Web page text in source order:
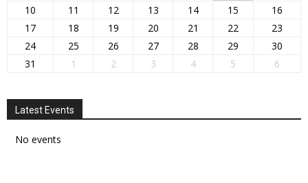
10
11 12 13 14 15
16
17
18 19 20 21 22
23
24
25 26 27 28 29
30
31
1 2 3 4 5 6
Latest Events
No events